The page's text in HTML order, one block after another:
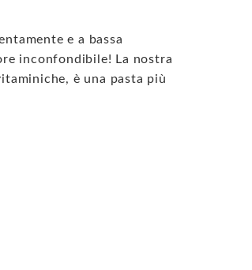
e a bassa
inconfondibile! La nostra
è una pasta più